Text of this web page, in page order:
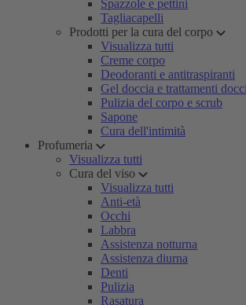
Spazzole e pettini
Tagliacapelli
Prodotti per la cura del corpo
Visualizza tutti
Creme corpo
Deodoranti e antitraspiranti
Gel doccia e trattamenti
Pulizia del corpo e scrub
Sapone
Cura dell'intimità
Profumeria
Visualizza tutti
Cura del viso
Visualizza tutti
Anti-età
Occhi
Labbra
Assistenza notturna
Assistenza diurna
Denti
Pulizia
Rasatura